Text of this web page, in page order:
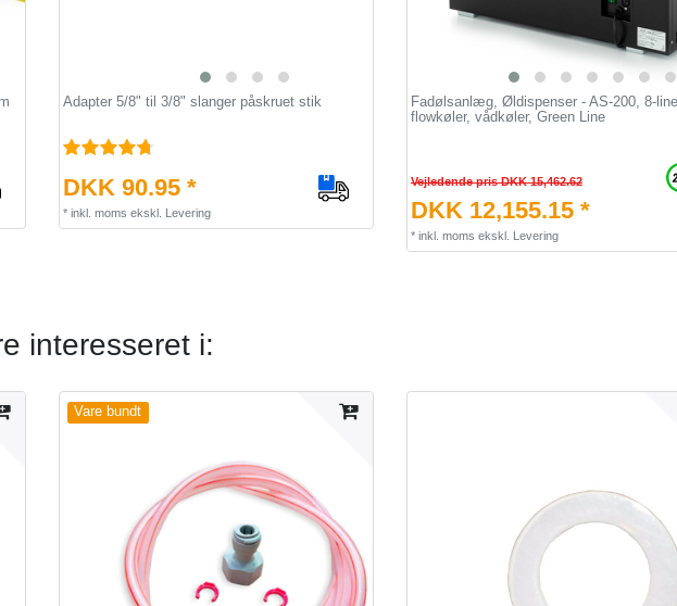
Adapter 5/8" til 3/8" slanger påskruet stik
DKK 90.95 *
* inkl. moms ekskl. Levering
Fadølsanlæg, Øldispenser - AS-200, 8-
flowkøler, vådkøler, Green Line
Vejledende pris DKK 15,462.62
DKK 12,155.15 *
* inkl. moms ekskl. Levering
interesseret i:
Vare bundt